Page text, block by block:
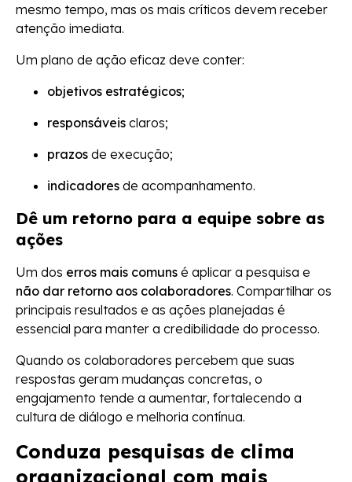
mesmo tempo, mas os mais críticos devem receber
atenção imediata.
Um plano de ação eficaz deve conter:
objetivos estratégicos;
responsáveis claros;
prazos de execução;
indicadores de acompanhamento.
Dê um retorno para a equipe sobre as
ações
Um dos erros mais comuns é aplicar a pesquisa e
não dar retorno aos colaboradores. Compartilhar os
principais resultados e as ações planejadas é
essencial para manter a credibilidade do processo.
Quando os colaboradores percebem que suas
respostas geram mudanças concretas, o
engajamento tende a aumentar, fortalecendo a
cultura de diálogo e melhoria contínua.
Conduza pesquisas de clima
organizacional com mais